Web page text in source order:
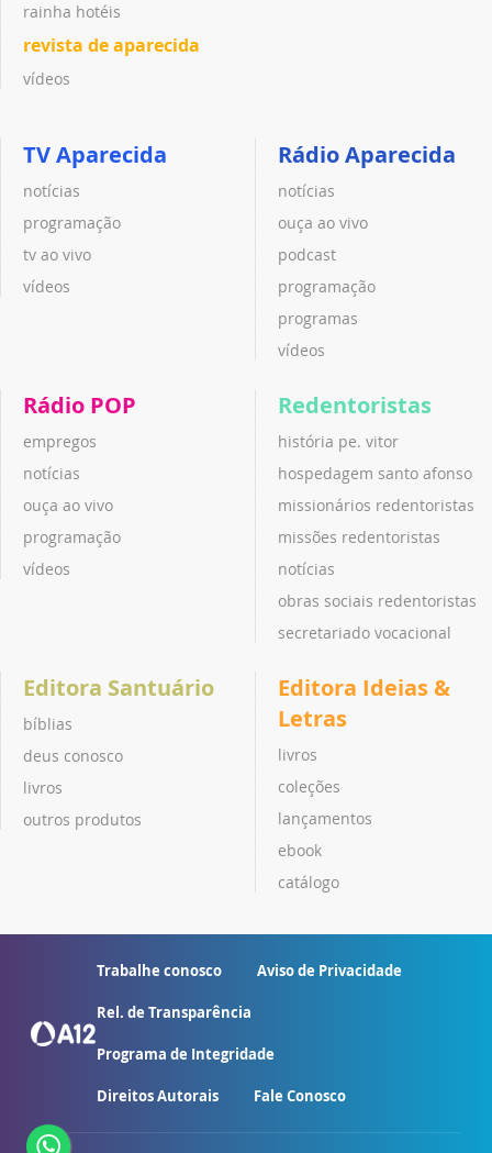
rainha hotéis
revista de aparecida
vídeos
TV Aparecida
notícias
programação
tv ao vivo
vídeos
Rádio Aparecida
notícias
ouça ao vivo
podcast
programação
programas
vídeos
Rádio POP
empregos
notícias
ouça ao vivo
programação
vídeos
Redentoristas
história pe. vitor
hospedagem santo afonso
missionários redentoristas
missões redentoristas
notícias
obras sociais redentoristas
secretariado vocacional
Editora Santuário
bíblias
deus conosco
livros
outros produtos
Editora Ideias &
Letras
livros
coleções
lançamentos
ebook
catálogo
Trabalhe conosco Aviso de Privacidade
Rel. de Transparência
Programa de Integridade
Direitos Autorais Fale Conosco